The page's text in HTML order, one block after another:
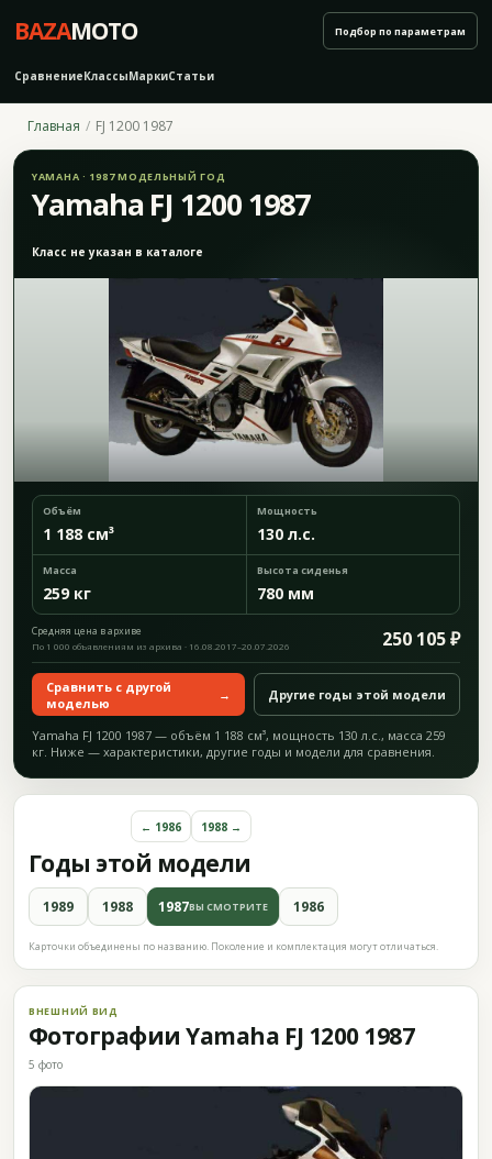
BAZAMOTO
СравнениеКлассыМаркиСтатьи
Подбор по параметрам
Главная FJ 1200 1987
YAMAHA · 1987 МОДЕЛЬНЫЙ ГОД
Yamaha FJ 1200 1987
Класс не указан в каталоге
Объём
1 188 см³
Мощность
130 л.с.
Масса
259 кг
Высота сиденья
780 мм
Средняя цена в архиве 250 105 ₽
По 1 000 объявлениям из архива · 16.08.2017–20.07.2026
Сравнить с другой
моделью
→ Другие годы этой модели
Yamaha FJ 1200 1987 — объём 1 188 см³, мощность 130 л.с., масса 259
кг. Ниже — характеристики, другие годы и модели для сравнения.
Годы этой модели
← 1986 1988 →
1989 1988 1987ВЫ СМОТРИТЕ 1986
Карточки объединены по названию. Поколение и комплектация могут отличаться.
ВНЕШНИЙ ВИД
Фотографии Yamaha FJ 1200 1987
5 фото